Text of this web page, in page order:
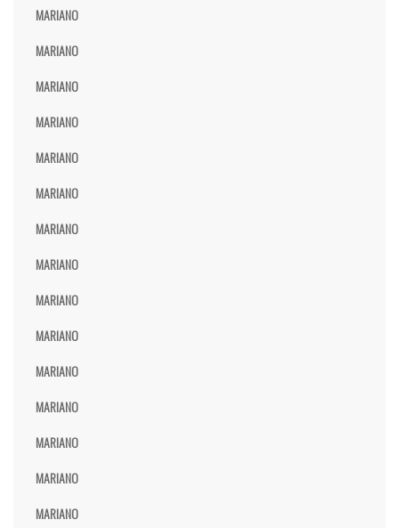
MARIANO
MARIANO
MARIANO
MARIANO
MARIANO
MARIANO
MARIANO
MARIANO
MARIANO
MARIANO
MARIANO
MARIANO
MARIANO
MARIANO
MARIANO